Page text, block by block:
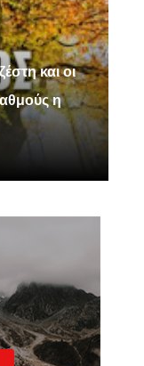
και οι
η